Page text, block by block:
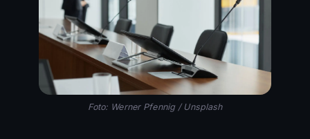
Foto: Werner Pfennig / Unsplash